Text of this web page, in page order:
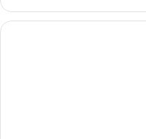
的
所
雙
人
房